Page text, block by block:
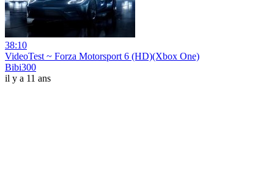
38:10
VideoTest ~ Forza Motorsport 6 (HD)(Xbox One)
Bibi300
il y a 11 ans